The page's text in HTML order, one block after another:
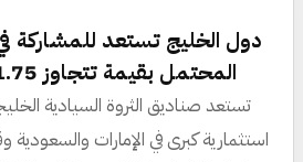
المحتمل بقيمة تتجاوز 1.75 تريليون دولار
تستعد صناديق الثروة السيادية
استثمارية كبرى في الإمارات والسعودية